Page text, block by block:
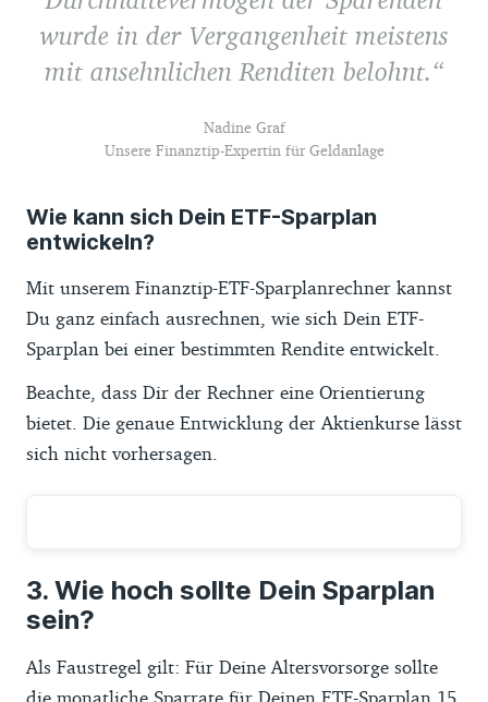
wurde in der Vergangenheit meistens
mit ansehnlichen Renditen belohnt.
Nadine Graf
Unsere Finanztip-Expertin für Geldanlage
Wie kann sich Dein ETF-Sparplan
entwickeln?
Mit unserem Finanztip-ETF-Sparplanrechner kannst
Du ganz einfach ausrechnen, wie sich Dein ETF-
Sparplan bei einer bestimmten Rendite entwickelt.
Beachte, dass Dir der Rechner eine Orientierung
bietet. Die genaue Entwicklung der Aktienkurse lässt
sich nicht vorhersagen.
Wie hoch sollte Dein Sparplan
sein?
Als Faustregel gilt: Für Deine Altersvorsorge sollte
die monatliche Sparrate für Deinen ETF-Sparplan 15